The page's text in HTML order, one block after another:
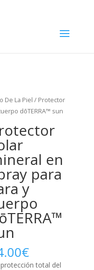
De La Piel / Protector
dōTERRA™ sun
en
para
y
€
protección total del